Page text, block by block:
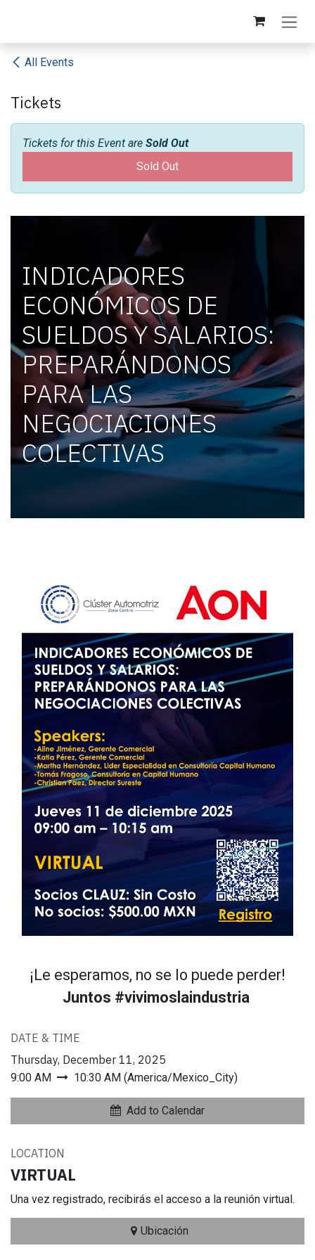
All Events
Tickets
Tickets for this Event are Sold Out
Sold Out
INDICADORES
ECONÓMICOS DE
SUELDOS Y SALARIOS:
PREPARÁNDONOS
PARA LAS
NEGOCIACIONES
COLECTIVAS
¡Le esperamos, no se lo puede perder!
Juntos #vivimoslaindustria
DATE & TIME
Thursday, December 11, 2025
9:00 AM 10:30 AM (America/Mexico_City)
Add to Calendar
LOCATION
VIRTUAL
Una vez registrado, recibirás el acceso a la reunión virtual.
Ubicación